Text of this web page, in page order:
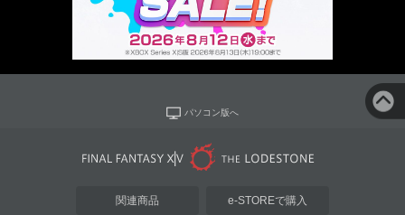
パソコン版へ
関連商品 e-STOREで購入